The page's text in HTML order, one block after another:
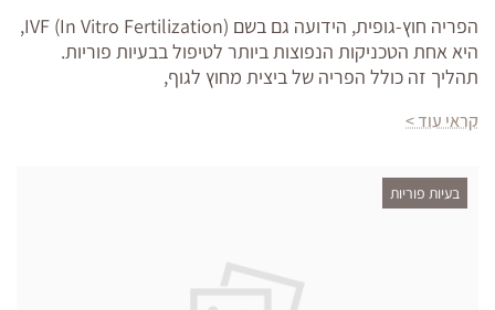
הפריה חוץ-גופית, הידועה גם בשם IVF (In Vitro Fertilization),
היא אחת הטכניקות הנפוצות ביותר לטיפול בבעיות פוריות.
תהליך זה כולל הפריה של ביצית מחוץ לגוף,
קראי עוד >
בעיות פוריות